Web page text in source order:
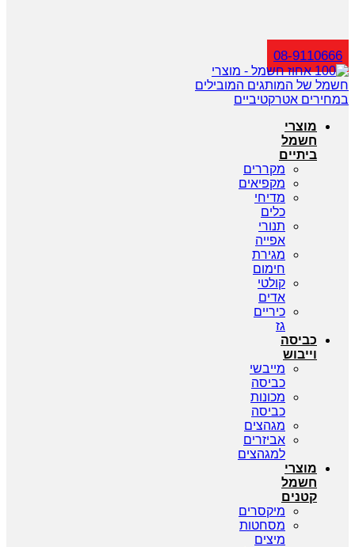
חיפוש
08-9110666
מוצרי
חשמל
ביתיים
מקררים
מקפיאים
מדיחי
כלים
תנורי
אפייה
מגירת
חימום
קולטי
אדים
כיריים
גז
כביסה
וייבוש
מייבשי
כביסה
מכונות
כביסה
מגהצים
אביזרים
למגהצים
מוצרי
חשמל
קטנים
מיקסרים
מסחטות
מיצים